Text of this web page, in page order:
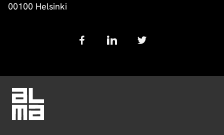
00100 Helsinki